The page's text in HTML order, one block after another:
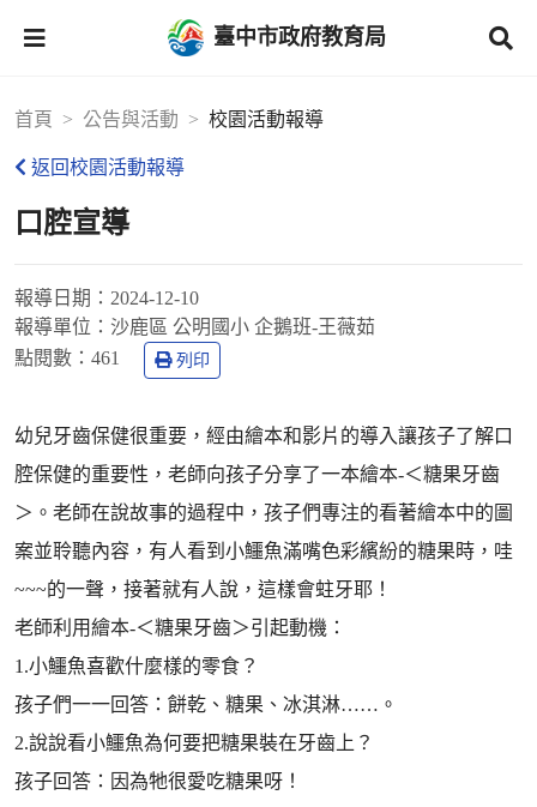
臺中市政府教育局
首頁 公告與活動 校園活動報導
返回校園活動報導
口腔宣導
報導日期： 2024-12-10
報導單位： 沙鹿區 公明國小 企鵝班-王薇茹
點閱數： 461 列印
幼兒牙齒保健很重要，經由繪本和影片的導入讓孩子了解口
腔保健的重要性，老師向孩子分享了一本繪本-＜糖果牙齒
＞。老師在說故事的過程中，孩子們專注的看著繪本中的圖
案並聆聽內容，有人看到小鱷魚滿嘴色彩繽紛的糖果時，哇
~~~的一聲，接著就有人說，這樣會蛀牙耶！
老師利用繪本-＜糖果牙齒＞引起動機：
1.小鱷魚喜歡什麼樣的零食？
孩子們一一回答：餅乾、糖果、冰淇淋……。
2.說說看小鱷魚為何要把糖果裝在牙齒上？
孩子回答：因為牠很愛吃糖果呀！